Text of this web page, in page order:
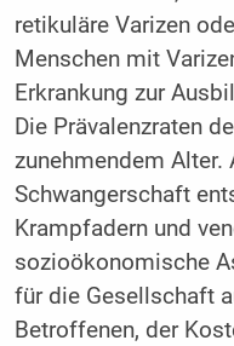
retikuläre Varizen
Menschen mit
Erkrankung zur
Die Prävalenzraten
zunehmendem Alter.
Schwangerschaft
Krampfadern und
sozioökonomische
für die Gesellschaft
Betroffenen, der